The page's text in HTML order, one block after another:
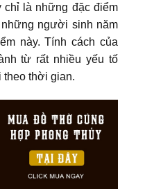
chỉ là những đặc điểm
người sinh năm
này. Tính cách của
từ rất nhiều yếu tố
theo thời gian.